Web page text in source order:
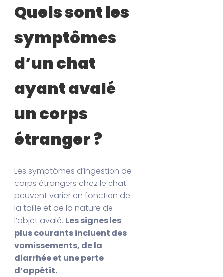
Quels sont les
symptômes
d’un chat
ayant avalé
un corps
étranger ?
Les symptômes d’ingestion de
corps étrangers chez le chat
peuvent varier en fonction de
la taille et de la nature de
l’objet avalé. Les signes les
plus courants incluent des
vomissements, de la
diarrhée et une perte
d’appétit.